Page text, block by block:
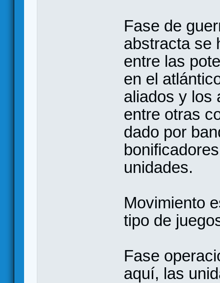
Fase de
abstracta se
entre las
en el
aliados y los
entre otras
dado por
unidades.
Movimiento
tipo de
Fase
aquí, las